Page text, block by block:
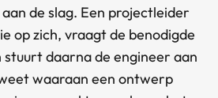
de slag. Een projectleider
op zich, vraagt de benodigde
daarna de engineer aan
waaraan een ontwerp